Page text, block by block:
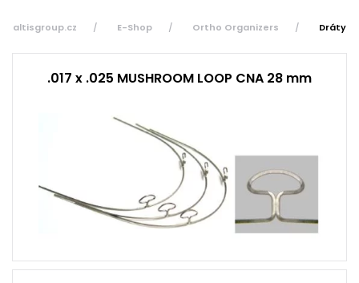
altisgroup.cz E-Shop Ortho Organizers Dráty
.017 x .025 MUSHROOM LOOP CNA 28 mm